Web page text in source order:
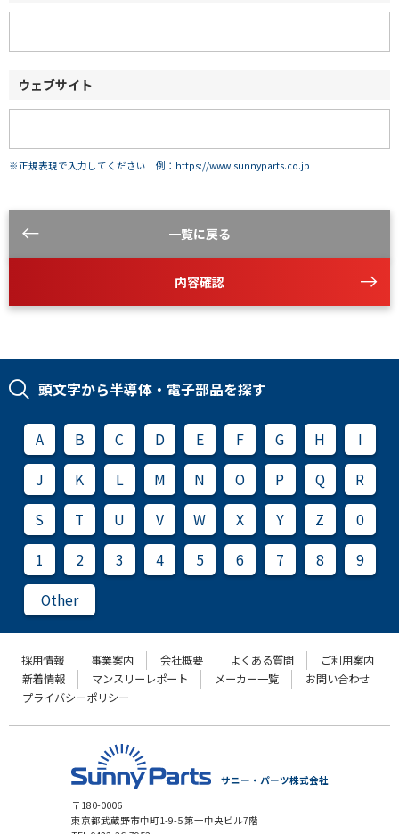
ウェブサイト
※正規表現で入力してください 例：https://www.sunnyparts.co.jp
一覧に戻る
内容確認
頭文字から半導体・電子部品を探す
A B C D E F G H
I
J
K L M N O P Q
R
S
T U V W X Y Z
0
1
2 3 4 5 6 7 8
9
Other
採用情報 事業案内 会社概要 よくある質問
ご利用案内
新着情報
マンスリーレポート メーカー一覧
お問い合わせ
プライバシーポリシー
サニー・パーツ株式会社
〒180-0006
東京都武蔵野市中町1-9-5 第一中央ビル7階